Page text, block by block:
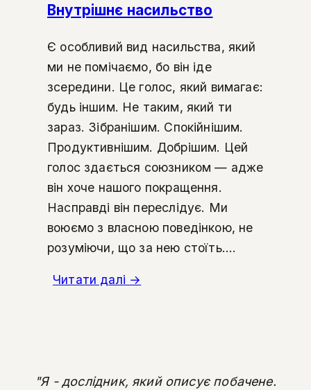
Внутрішнє насильство
Є особливий вид насильства, який
ми не помічаємо, бо він іде
зсередини. Це голос, який вимагає:
будь іншим. Не таким, який ти
зараз. Зібранішим. Спокійнішим.
Продуктивнішим. Добрішим. Цей
голос здається союзником — адже
він хоче нашого покращення.
Насправді він переслідує. Ми
воюємо з власною поведінкою, не
розуміючи, що за нею стоїть....
Читати далі →
"Я - дослідник, який описує побачене.